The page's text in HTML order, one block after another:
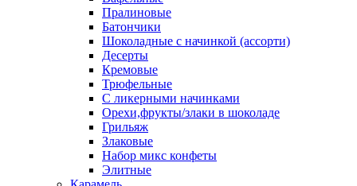
Пралиновые
Батончики
Шоколадные с начинкой (ассорти)
Десерты
Кремовые
Трюфельные
С ликерными начинками
Орехи,фрукты/злаки в шоколаде
Грильяж
Злаковые
Набор микс конфеты
Элитные